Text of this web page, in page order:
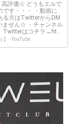
評価☆ どうもエルで
です・・・ ・動画に
る方はTwitterからDM
ません☆ ・チャンネル
Twitterはコチラ→ht...
】 - YouTube